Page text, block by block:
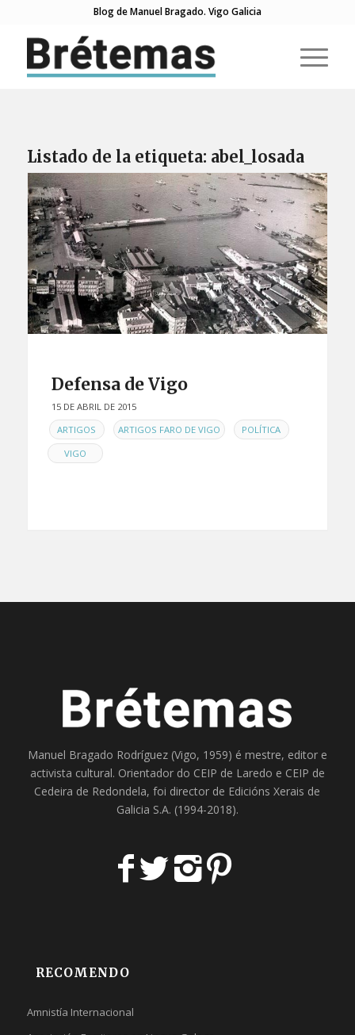
Blog de Manuel Bragado. Vigo Galicia
Listado de la etiqueta: abel_losada
Defensa de Vigo
15 DE ABRIL DE 2015
EN ARTIGOS , ARTIGOS FARO DE VIGO , POLÍTICA ,
VIGO
Manuel Bragado Rodríguez (Vigo, 1959) é mestre, editor e
activista cultural. Orientador do CEIP de Laredo e CEIP de
Cedeira de Redondela, foi director de Edicións Xerais de
Galicia S.A. (1994-2018).
RECOMENDO
Amnistía Internacional